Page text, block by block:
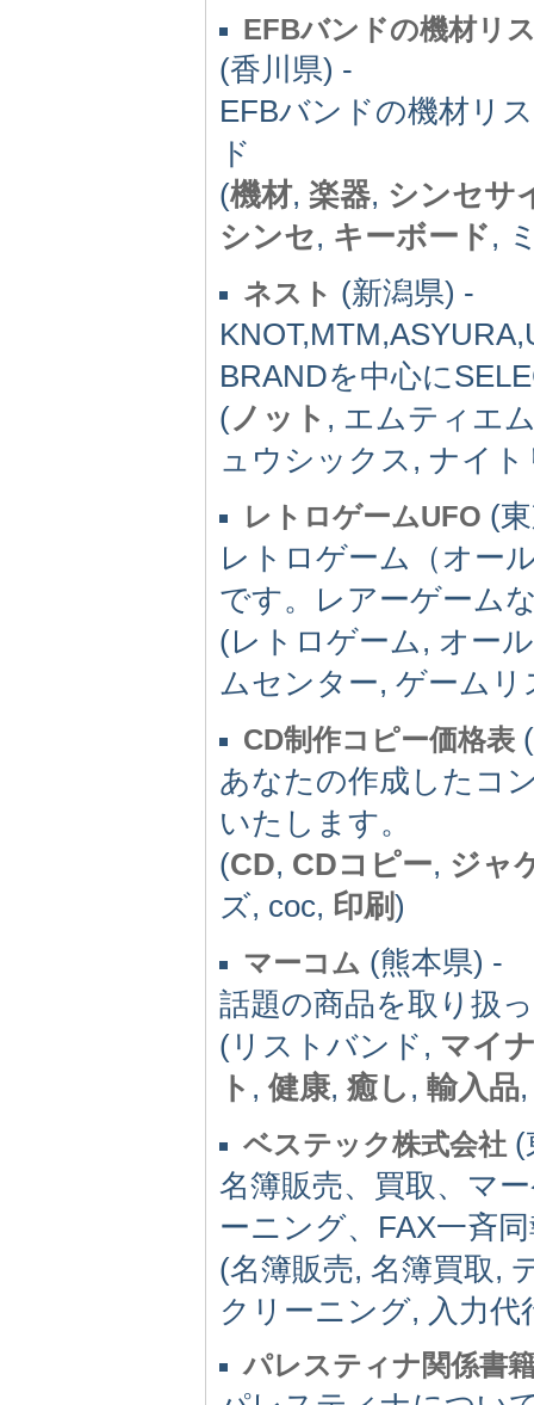
EFBバンドの機材リ
(香川県) -
EFBバンドの機材リ
ド
(機材, 楽器, シンセサ
シンセ, キーボード,
ネスト (新潟県) -
BRANDを中心に
(ノット , エムティエ
ュウシックス, ナイ
レトロゲームUFO (
レトロゲーム（オー
です。レアーゲーム
(レトロゲーム, オー
ムセンター, ゲーム
CD制作コピー価格表
あなたの作成したコ
いたします。
(CD, CDコピー, ジャ
ズ, coc, 印刷)
マーコム (熊本県) -
話題の商品を取り扱
(リストバンド, マイ
ト , 健康, 癒し , 輸入品
ベステック株式会社 (
名簿販売、買取、マ
ーニング、FAX一斉
(名簿販売, 名簿買取,
クリーニング, 入力代
パレスティナ関係書